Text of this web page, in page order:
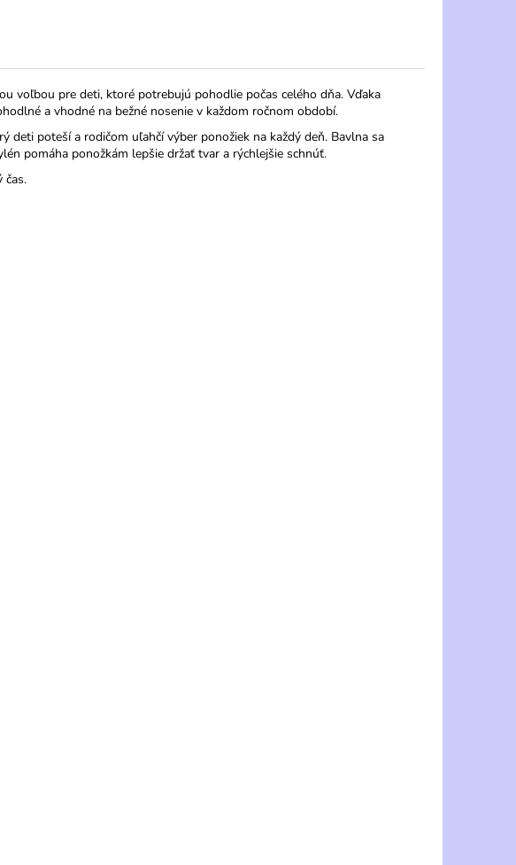
voľbou pre deti, ktoré potrebujú pohodlie počas celého dňa. Vďaka
a vhodné na bežné nosenie v každom ročnom období.
deti poteší a rodičom uľahčí výber ponožiek na každý deň. Bavlna sa
pomáha ponožkám lepšie držať tvar a rýchlejšie schnúť.
čas.